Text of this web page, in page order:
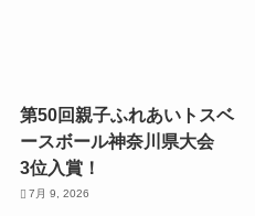
第50回親子ふれあいトスベ
ースボール神奈川県大会
3位入賞！
7月 9, 2026